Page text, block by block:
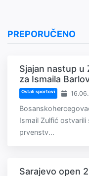
PREPORUČENO
Sjajan nastup u
za Ismaila
Ostali sportovi
Ismail Zulfić ostvarili
prvenstv...
Sarajevo open